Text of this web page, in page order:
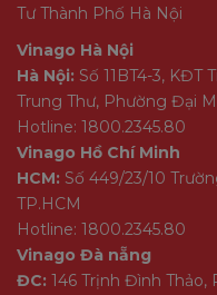
Tư Thành Phố Hà Nội
Vinago Hà Nội
Hà Nội: Số 11BT4-3, KĐT
Trung Thư, Phường Đại
Hotline: 1800.2345.80
Vinago Hồ Chí Minh
HCM: Số 449/23/10
TP.HCM
Hotline: 1800.2345.80
Vinago Đà nẵng
ĐC: 146 Trịnh Đình Thảo,